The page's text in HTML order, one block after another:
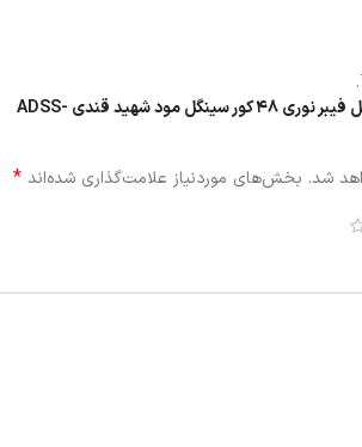
Be the first to review “کابل فیبر نوری 48 کور سینگل مود شهید قندی ADSS-
شد. بخش‌های موردنیاز علامت‌گذاری شده‌اند *